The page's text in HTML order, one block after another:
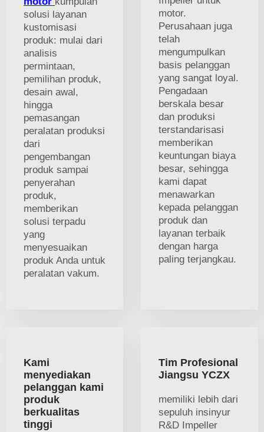
solusi layanan
kustomisasi
produk: mulai dari
analisis
permintaan,
pemilihan produk,
desain awal,
hingga
pemasangan
peralatan produksi
dari
pengembangan
produk sampai
penyerahan
produk,
memberikan
solusi terpadu
yang
menyesuaikan
produk Anda untuk
peralatan vakum.
motor.
Perusahaan juga
telah
mengumpulkan
basis pelanggan
yang sangat loyal.
Pengadaan
berskala besar
dan produksi
terstandarisasi
memberikan
keuntungan biaya
besar, sehingga
kami dapat
menawarkan
kepada pelanggan
produk dan
layanan terbaik
dengan harga
paling terjangkau.
Kami
menyediakan
pelanggan kami
produk
berkualitas
tinggi
Tim Profesional
Jiangsu YCZX
memiliki lebih dari
sepuluh insinyur
R&D Impeller